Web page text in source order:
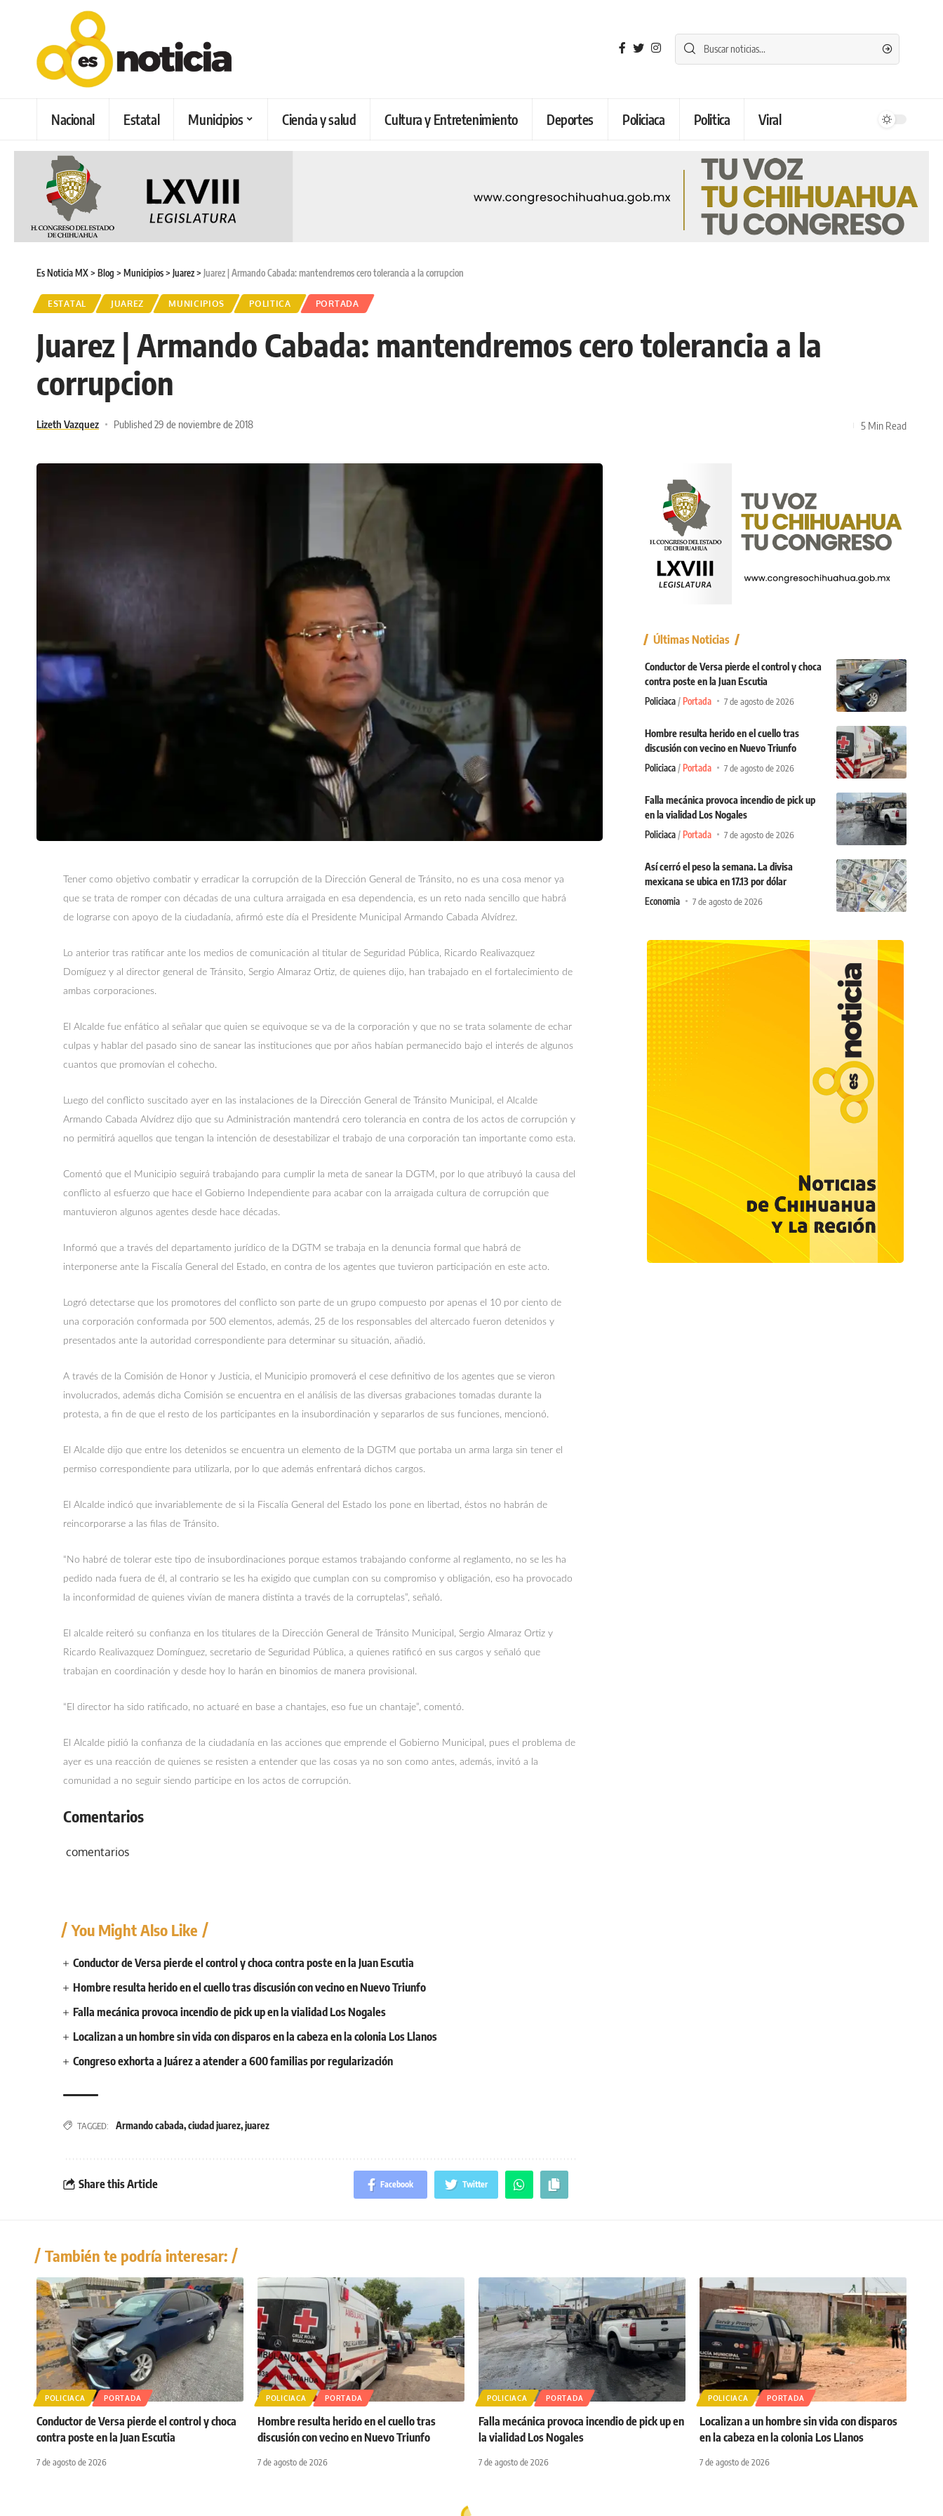
Nacional Estatal Municipios Ciencia y salud Cultura y Entretenimiento Deportes Policiaca Politica Viral
Es Noticia MX> Blog > Municipios> Juarez> Juarez | Armando Cabada: mantendremos cero tolerancia a la corrupcion
ESTATAL JUAREZ MUNICIPIOS POLITICA PORTADA
Juarez | Armando Cabada: mantendremos cero tolerancia a la
corrupcion
Lizeth Vazquez Published 29 de noviembre de 2018 5 Min Read
Tener como objetivo combatir y erradicar la corrupción de la Dirección General de Tránsito, no es una cosa menor ya
que se trata de romper con décadas de una cultura arraigada en esa dependencia, es un reto nada sencillo que habrá
de lograrse con apoyo de la ciudadanía, afirmó este día el Presidente Municipal Armando Cabada Alvídrez.
Lo anterior tras ratificar ante los medios de comunicación al titular de Seguridad Pública, Ricardo Realivazquez
Domíguez y al director general de Tránsito, Sergio Almaraz Ortiz, de quienes dijo, han trabajado en el fortalecimiento de
ambas corporaciones.
El Alcalde fue enfático al señalar que quien se equivoque se va de la corporación y que no se trata solamente de echar
culpas y hablar del pasado sino de sanear las instituciones que por años habían permanecido bajo el interés de algunos
cuantos que promovían el cohecho.
Luego del conflicto suscitado ayer en las instalaciones de la Dirección General de Tránsito Municipal, el Alcalde
Armando Cabada Alvídrez dijo que su Administración mantendrá cero tolerancia en contra de los actos de corrupción y
no permitirá aquellos que tengan la intención de desestabilizar el trabajo de una corporación tan importante como esta.
Comentó que el Municipio seguirá trabajando para cumplir la meta de sanear la DGTM, por lo que atribuyó la causa del
conflicto al esfuerzo que hace el Gobierno Independiente para acabar con la arraigada cultura de corrupción que
mantuvieron algunos agentes desde hace décadas.
Informó que a través del departamento jurídico de la DGTM se trabaja en la denuncia formal que habrá de
interponerse ante la Fiscalía General del Estado, en contra de los agentes que tuvieron participación en este acto.
Logró detectarse que los promotores del conflicto son parte de un grupo compuesto por apenas el 10 por ciento de
una corporación conformada por 500 elementos, además, 25 de los responsables del altercado fueron detenidos y
presentados ante la autoridad correspondiente para determinar su situación, añadió.
A través de la Comisión de Honor y Justicia, el Municipio promoverá el cese definitivo de los agentes que se vieron
involucrados, además dicha Comisión se encuentra en el análisis de las diversas grabaciones tomadas durante la
protesta, a fin de que el resto de los participantes en la insubordinación y separarlos de sus funciones, mencionó.
El Alcalde dijo que entre los detenidos se encuentra un elemento de la DGTM que portaba un arma larga sin tener el
permiso correspondiente para utilizarla, por lo que además enfrentará dichos cargos.
El Alcalde indicó que invariablemente de si la Fiscalía General del Estado los pone en libertad, éstos no habrán de
reincorporarse a las filas de Tránsito.
“No habré de tolerar este tipo de insubordinaciones porque estamos trabajando conforme al reglamento, no se les ha
pedido nada fuera de él, al contrario se les ha exigido que cumplan con su compromiso y obligación, eso ha provocado
la inconformidad de quienes vivían de manera distinta a través de la corruptelas”, señaló.
El alcalde reiteró su confianza en los titulares de la Dirección General de Tránsito Municipal, Sergio Almaraz Ortiz y
Ricardo Realivazquez Domínguez, secretario de Seguridad Pública, a quienes ratificó en sus cargos y señaló que
trabajan en coordinación y desde hoy lo harán en binomios de manera provisional.
“El director ha sido ratificado, no actuaré en base a chantajes, eso fue un chantaje”, comentó.
El Alcalde pidió la confianza de la ciudadanía en las acciones que emprende el Gobierno Municipal, pues el problema de
ayer es una reacción de quienes se resisten a entender que las cosas ya no son como antes, además, invitó a la
comunidad a no seguir siendo participe en los actos de corrupción.
Comentarios
comentarios
You Might Also Like
Conductor de Versa pierde el control y choca contra poste en la Juan Escutia
Hombre resulta herido en el cuello tras discusión con vecino en Nuevo Triunfo
Falla mecánica provoca incendio de pick up en la vialidad Los Nogales
Localizan a un hombre sin vida con disparos en la cabeza en la colonia Los Llanos
Congreso exhorta a Juárez a atender a 600 familias por regularización
TAGGED: Armando cabada,ciudad juarez,juarez
Share this Article Facebook Twitter
Últimas Noticias
Conductor de Versa pierde el control y choca
contra poste en la Juan Escutia
Policiaca Portada 7 de agosto de 2026
Hombre resulta herido en el cuello tras
discusión con vecino en Nuevo Triunfo
Policiaca Portada 7 de agosto de 2026
Falla mecánica provoca incendio de pick up
en la vialidad Los Nogales
Policiaca Portada 7 de agosto de 2026
Así cerró el peso la semana. La divisa
mexicana se ubica en 17.13 por dólar
Economia 7 de agosto de 2026
También te podría interesar:
POLICIACA PORTADA
Conductor de Versa pierde el control y choca
contra poste en la Juan Escutia
7 de agosto de 2026
POLICIACA PORTADA
Hombre resulta herido en el cuello tras
discusión con vecino en Nuevo Triunfo
7 de agosto de 2026
POLICIACA PORTADA
Falla mecánica provoca incendio de pick up en
la vialidad Los Nogales
7 de agosto de 2026
POLICIACA PORTADA
Localizan a un hombre sin vida con disparos
en la cabeza en la colonia Los Llanos
7 de agosto de 2026